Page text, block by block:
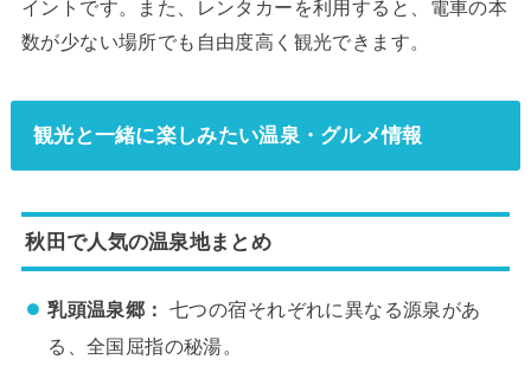
イントです。また、レンタカーを利用すると、電車の本
数が少ない場所でも自由度高く観光できます。
観光と一緒に楽しみたい温泉・グルメ情報
秋田で人気の温泉地まとめ
乳頭温泉郷：
七つの宿それぞれに異なる源泉があ
る、全国屈指の秘湯。